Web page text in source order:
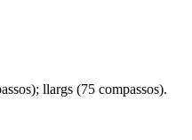
llargs (75 compassos).